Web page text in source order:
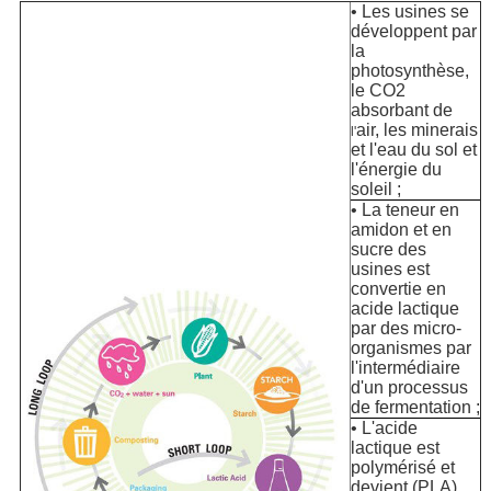
• Les usines se
développent par
la
photosynthèse,
le CO2
absorbant de
l'air, les minerais
et l'eau du sol et
l'énergie du
soleil ;
• La teneur en
amidon et en
sucre des
usines est
convertie en
acide lactique
par des micro-
organismes par
l'intermédiaire
d'un processus
de fermentation ;
• L'acide
lactique est
polymérisé et
devient (PLA)